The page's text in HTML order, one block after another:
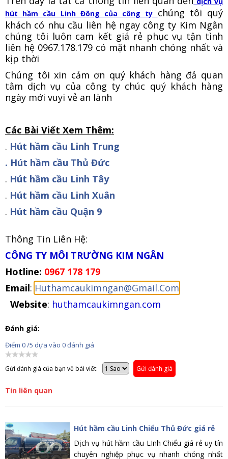
hút hầm cầu Linh Đông của công ty chúng tôi quý
khách có nhu cầu liên hệ ngay công ty Kim Ngân
chúng tôi luôn cam kết giá rẻ phục vụ tận tình
liên hệ 0967.178.179 có mặt nhanh chóng nhất và
kịp thời
Chúng tôi xin cảm ơn quý khách hàng đả quan
tâm dịch vụ của công ty chúc quý khách hàng
ngày mới vuyi vẻ an lành
Các Bài Viết Xem Thêm:
. Hút hầm cầu Linh Trung
. Hút hầm cầu Thủ Đức
. Hút hầm cầu Linh Tây
. Hút hầm cầu Linh Xuân
. Hút hầm cầu Quận 9
Thông Tin Liên Hệ:
CÔNG TY MÔI TRƯỜNG KIM NGÂN
Hotline: 0967 178 179
Email: Huthamcaukimngan@Gmail.Com
Website: huthamcaukimngan.com
Đánh giá:
Điểm 0/5 dựa vào 0đánh giá
Gửi đánh giá của bạn về bài viết: Gửi đánh giá
Tin liên quan
Hút hầm cầu Linh Chiểu Thủ Đức giá rẻ
Dịch vụ hút hầm cầu LInh Chiểu giá rẻ uy tín
chuyên nghiệp phục vụ nhanh chóng nhất